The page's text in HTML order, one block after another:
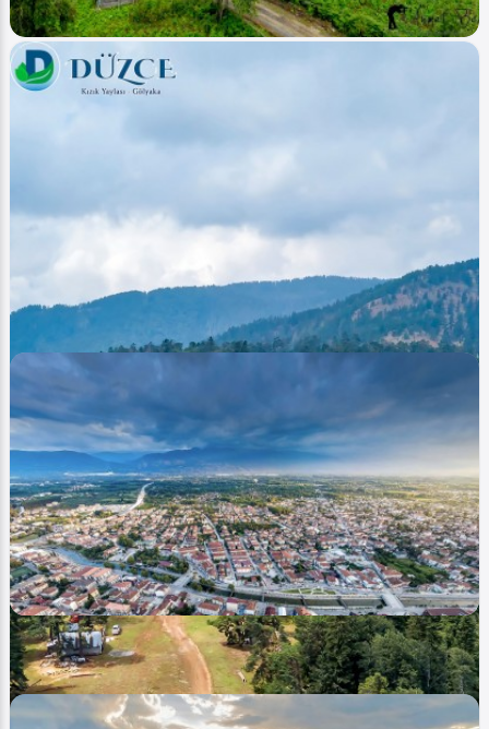
Yaylalar - Plateaus
Düzce - Odayeri - Yanık (Hava - Air)
1
Video Şehir Merkezleri - City Centrums
Düzce Belediyesi - Duzce Municipality (Hava-Air)